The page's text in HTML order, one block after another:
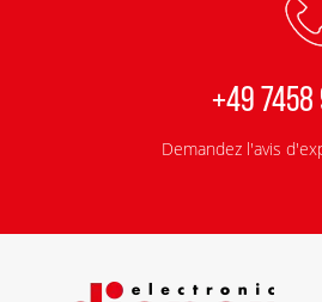
+49
Demandez l'avis